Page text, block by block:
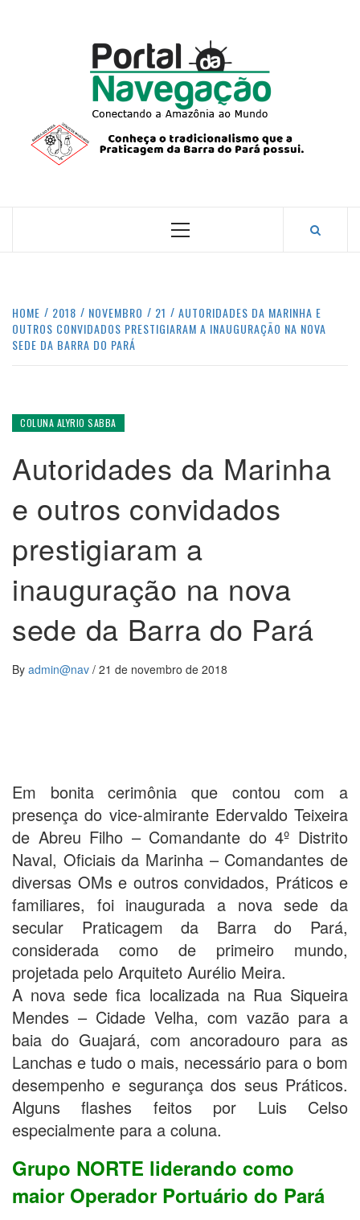
CONECTANDO A AMAZÔNIA COM O MUNDO.
Primary
HOME 2018 NOVEMBRO 21
AUTORIDADES DA MARINHA E
OUTROS CONVIDADOS PRESTIGIARAM A INAUGURAÇÃO NA NOVA
SEDE DA BARRA DO PARÁ
COLUNA ALYRIO SABBA
Autoridades da Marinha
e outros convidados
prestigiaram a
inauguração na nova
sede da Barra do Pará
By admin@nav / 21 de novembro de 2018
Em bonita cerimônia que contou com a
presença do vice-almirante Edervaldo Teixeira
de Abreu Filho – Comandante do 4º Distrito
Naval, Oficiais da Marinha – Comandantes de
diversas OMs e outros convidados, Práticos e
familiares, foi inaugurada a nova sede da
secular Praticagem da Barra do Pará,
considerada como de primeiro mundo,
projetada pelo Arquiteto Aurélio Meira.
A nova sede fica localizada na Rua Siqueira
Mendes – Cidade Velha, com vazão para a
baia do Guajará, com ancoradouro para as
Lanchas e tudo o mais, necessário para o bom
desempenho e segurança dos seus Práticos.
Alguns flashes feitos por Luis Celso
especialmente para a coluna.
Grupo NORTE liderando como
maior Operador Portuário do Pará